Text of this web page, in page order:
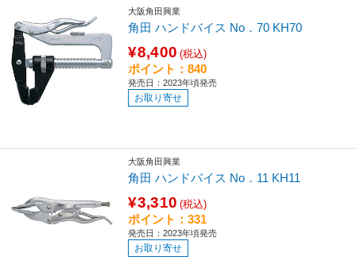
大阪角田興業
角田 ハンドバイス No．70 KH70
¥8,400 (税込)
ポイント：840
発売日：2023年頃発売
お取り寄せ
大阪角田興業
角田 ハンドバイス No．11 KH11
¥3,310 (税込)
ポイント：331
発売日：2023年頃発売
お取り寄せ